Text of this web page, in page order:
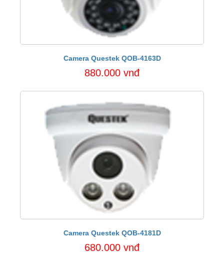
Camera Questek QOB-4163D
880.000 vnđ
Camera Questek QOB-4181D
680.000 vnđ